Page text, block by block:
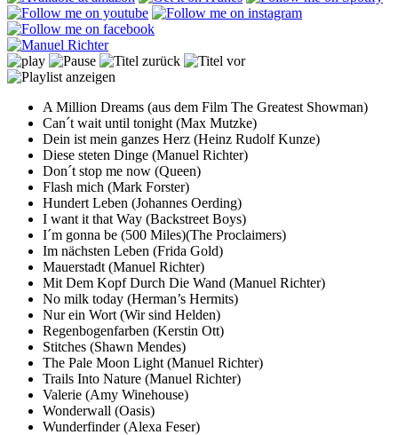
A Million Dreams (aus dem Film The Greatest Showman)
Can´t wait until tonight (Max Mutzke)
Dein ist mein ganzes Herz (Heinz Rudolf Kunze)
Diese steten Dinge (Manuel Richter)
Don´t stop me now (Queen)
Flash mich (Mark Forster)
Hundert Leben (Johannes Oerding)
I want it that Way (Backstreet Boys)
I´m gonna be (500 Miles)(The Proclaimers)
Im nächsten Leben (Frida Gold)
Mauerstadt (Manuel Richter)
Mit Dem Kopf Durch Die Wand (Manuel Richter)
No milk today (Herman’s Hermits)
Nur ein Wort (Wir sind Helden)
Regenbogenfarben (Kerstin Ott)
Stitches (Shawn Mendes)
The Pale Moon Light (Manuel Richter)
Trails Into Nature (Manuel Richter)
Valerie (Amy Winehouse)
Wonderwall (Oasis)
Wunderfinder (Alexa Feser)